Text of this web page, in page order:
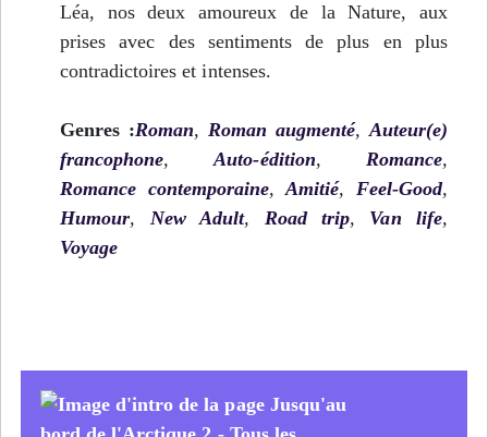
Léa, nos deux amoureux de la Nature, aux
prises avec des sentiments de plus en plus
contradictoires et intenses.
Genres :Roman, Roman augmenté,Auteur(e)
francophone,Auto-édition, Romance,
Romance contemporaine,Amitié, Feel-Good,
Humour, New Adult, Road trip, Van life,
Voyage